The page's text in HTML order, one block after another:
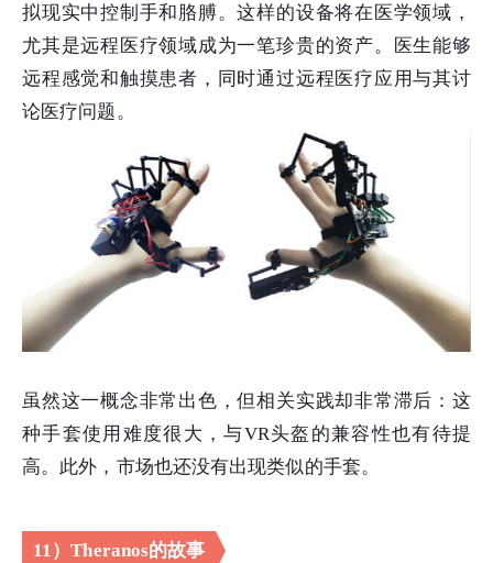
拟现实中控制手和胳膊。这样的设备将在医学领域，
尤其是远程医疗领域成为一笔珍贵的资产。医生能够
远程感觉和触摸患者，同时通过远程医疗应用与其讨
论医疗问题。
虽然这一概念非常出色，但相关实践却非常滞后：这
种手套使用难度很大，与VR头盔的兼容性也有待提
高。此外，市场也还没有出现类似的手套。
11）Theranos的故事